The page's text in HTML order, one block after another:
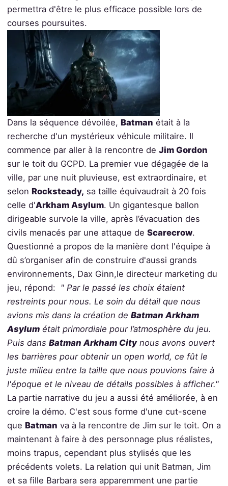
permettra d'être le plus efficace possible lors de
courses poursuites.
Dans la séquence dévoilée, Batman était à la
recherche d'un mystérieux véhicule militaire. Il
commence par aller à la rencontre de Jim Gordon
sur le toit du GCPD. La premier vue dégagée de la
ville, par une nuit pluvieuse, est extraordinaire, et
selon Rocksteady, sa taille équivaudrait à 20 fois
celle d'Arkham Asylum. Un gigantesque ballon
dirigeable survole la ville, après l’évacuation des
civils menacés par une attaque de Scarecrow.
Questionné a propos de la manière dont l'équipe à
dû s’organiser afin de construire d'aussi grands
environnements, Dax Ginn,le directeur marketing du
jeu, répond: " Par le passé les choix étaient
restreints pour nous. Le soin du détail que nous
avions mis dans la création de Batman Arkham
Asylumétait primordiale pour l’atmosphère du jeu.
Puis dans Batman Arkham Citynous avons ouvert
les barrières pour obtenir un open world, ce fût le
juste milieu entre la taille que nous pouvions faire à
l'époque et le niveau de détails possibles à afficher."
La partie narrative du jeu a aussi été améliorée, à en
croire la démo. C'est sous forme d'une cut-scene
que Batman va à la rencontre de Jim sur le toit. On a
maintenant à faire à des personnage plus réalistes,
moins trapus, cependant plus stylisés que les
précédents volets. La relation qui unit Batman, Jim
et sa fille Barbara sera apparemment une partie